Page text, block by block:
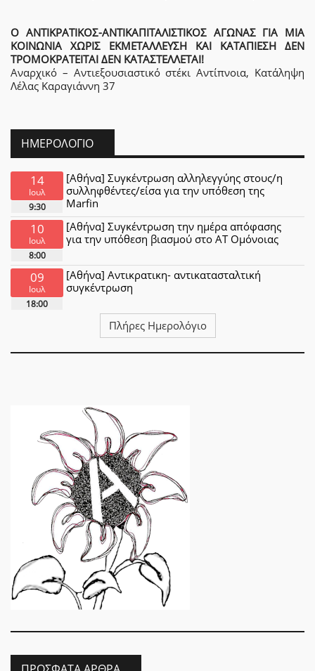
Ο ΑΝΤΙΚΡΑΤΙΚΟΣ-ΑΝΤΙΚΑΠΙΤΑΛΙΣΤΙΚΟΣ ΑΓΩΝΑΣ ΓΙΑ ΜΙΑ
ΚΟΙΝΩΝΙΑ ΧΩΡΙΣ ΕΚΜΕΤΑΛΛΕΥΣΗ ΚΑΙ ΚΑΤΑΠΙΕΣΗ ΔΕΝ
ΤΡΟΜΟΚΡΑΤΕΙΤΑΙ ΔΕΝ ΚΑΤΑΣΤΕΛΛΕΤΑΙ!
Αναρχικό – Αντιεξουσιαστικό στέκι Αντίπνοια, Κατάληψη
Λέλας Καραγιάννη 37
ΗΜΕΡΟΛΌΓΙΟ
14
Ιουλ
9:30
[Αθήνα] Συγκέντρωση αλληλεγγύης στους/η
συλληφθέντες/είσα για την υπόθεση της
Marfin
10
Ιουλ
8:00
[Αθήνα] Συγκέντρωση την ημέρα απόφασης
για την υπόθεση βιασμού στο ΑΤ Ομόνοιας
09
Ιουλ
18:00
[Αθήνα] Αντικρατικη- αντικατασταλτική
συγκέντρωση
Πλήρες Ημερολόγιο